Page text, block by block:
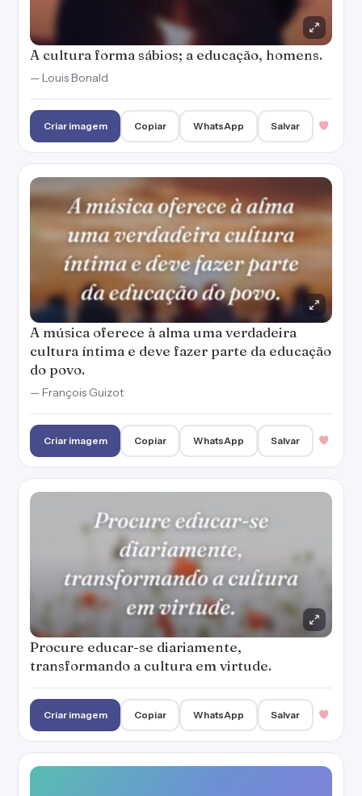
A cultura forma sábios; a educação, homens.
— Louis Bonald
Criar imagem Copiar WhatsApp Salvar
A música oferece à alma uma verdadeira
cultura íntima e deve fazer parte da educação
do povo.
— François Guizot
Criar imagem Copiar WhatsApp Salvar
Procure educar-se diariamente,
transformando a cultura em virtude.
Criar imagem Copiar WhatsApp Salvar